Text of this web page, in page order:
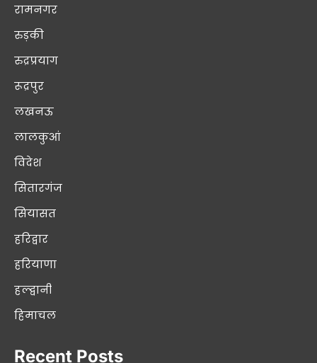
रामनगर
रुड़की
रुद्रप्रयाग
रूद्रपुर
लखनऊ
लालकुआं
विदेश
सितारगंज
सियासत
हरिद्वार
हरियाणा
हल्द्वानी
हिमाचल
Recent Posts